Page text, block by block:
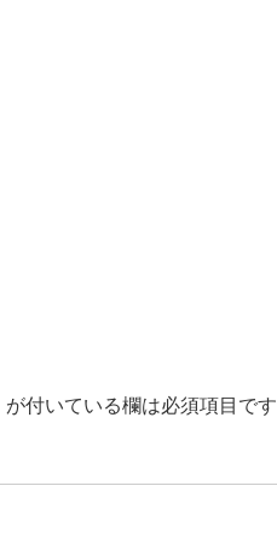
が付いている欄は必須項目です